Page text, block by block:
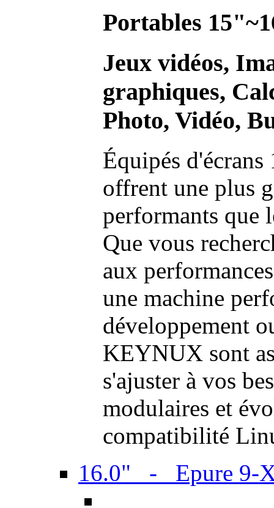
Portables
Jeux vidéos,
graphiques,
Photo, Vidéo,
Équipés
offrent une plus
performants que
Que vous
aux
une machine
développement
KEYNUX sont
s'ajuster à vos
modulaires et
compatibilité
16.0" - Epure 9-